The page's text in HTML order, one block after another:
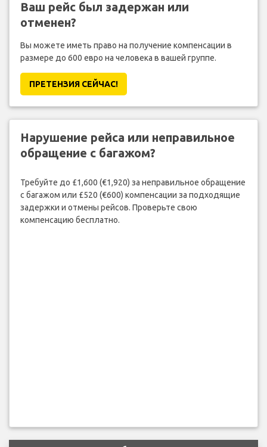
Ваш рейс был задержан или
отменен?
Вы можете иметь право на получение компенсации в
размере до 600 евро на человека в вашей группе.
ПРЕТЕНЗИЯ CЕЙЧАС!
Нарушение рейса или неправильное
обращение с багажом?
Требуйте до £1,600 (€1,920) за неправильное обращение
с багажом или £520 (€600) компенсации за подходящие
задержки и отмены рейсов. Проверьте свою
компенсацию бесплатно.